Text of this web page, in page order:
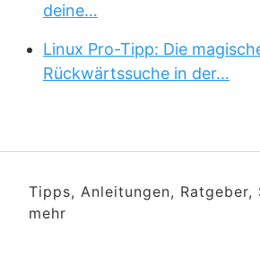
deine…
Linux Pro-Tipp: Die
Rückwärtssuche in der…
Tipps, Anleitungen, Ratgeber,
mehr